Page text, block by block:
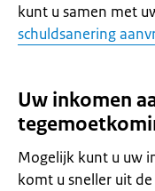
kunt u samen met
schuldsanering
Uw inkomen
Mogelijk kunt u uw
komt u sneller uit